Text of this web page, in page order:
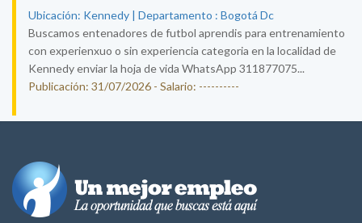
Ubicación: Kennedy | Departamento : Bogotá Dc
Buscamos entenadores de futbol aprendis para entrenamiento
con experienxuo o sin experiencia categoria en la localidad de
Kennedy enviar la hoja de vida WhatsApp 311877075...
Publicación: 31/07/2026 - Salario: ----------